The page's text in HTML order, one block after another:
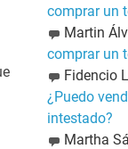
comprar un
Martin
comprar un
Fidencio
¿Puedo
intestado?
Martha